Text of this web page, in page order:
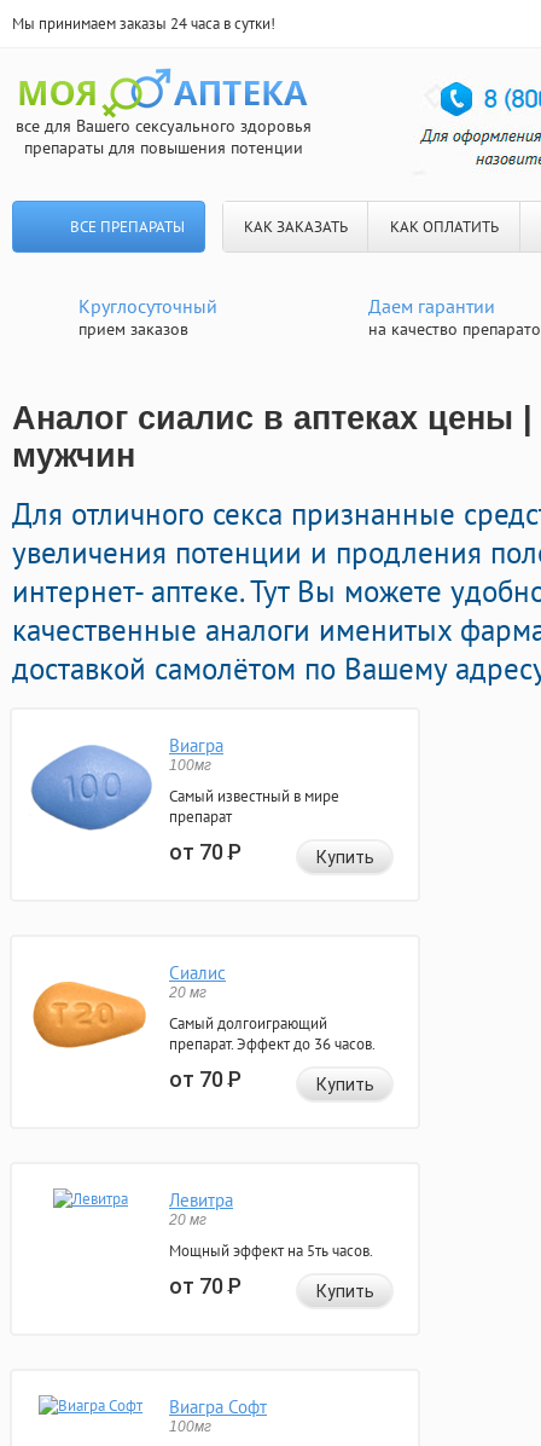
Мы принимаем заказы 24 часа в сутки!
все для Вашего сексуального здоровья
препараты для повышения потенции
ВСЕ ПРЕПАРАТЫ КАК ЗАКАЗАТЬ КАК ОПЛАТИТЬ
Круглосуточный
прием заказов
Даем гарантии
на качество
Аналог сиалис в аптеках цены
мужчин
Для отличного секса признанные
увеличения потенции и продления
интернет- аптеке. Тут Вы можете
качественные аналоги именитых
доставкой самолётом по Вашему
Виагра
100мг
Самый известный в мире
препарат
от 70Р Купить
Сиалис
20 мг
Самый долгоиграющий
препарат. Эффект до 36 часов.
от 70Р Купить
Левитра
20 мг
Мощный эффект на 5ть часов.
от 70Р Купить
Виагра Софт
100мг